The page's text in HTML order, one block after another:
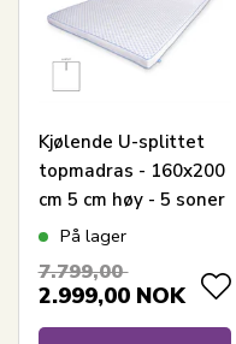
Kjølende U-splittet
topmadras - 160x200
cm 5 cm høy - 5 soner
- Memoryskum
TECH by Borg
På lager
7.799,00
2.999,00 NOK